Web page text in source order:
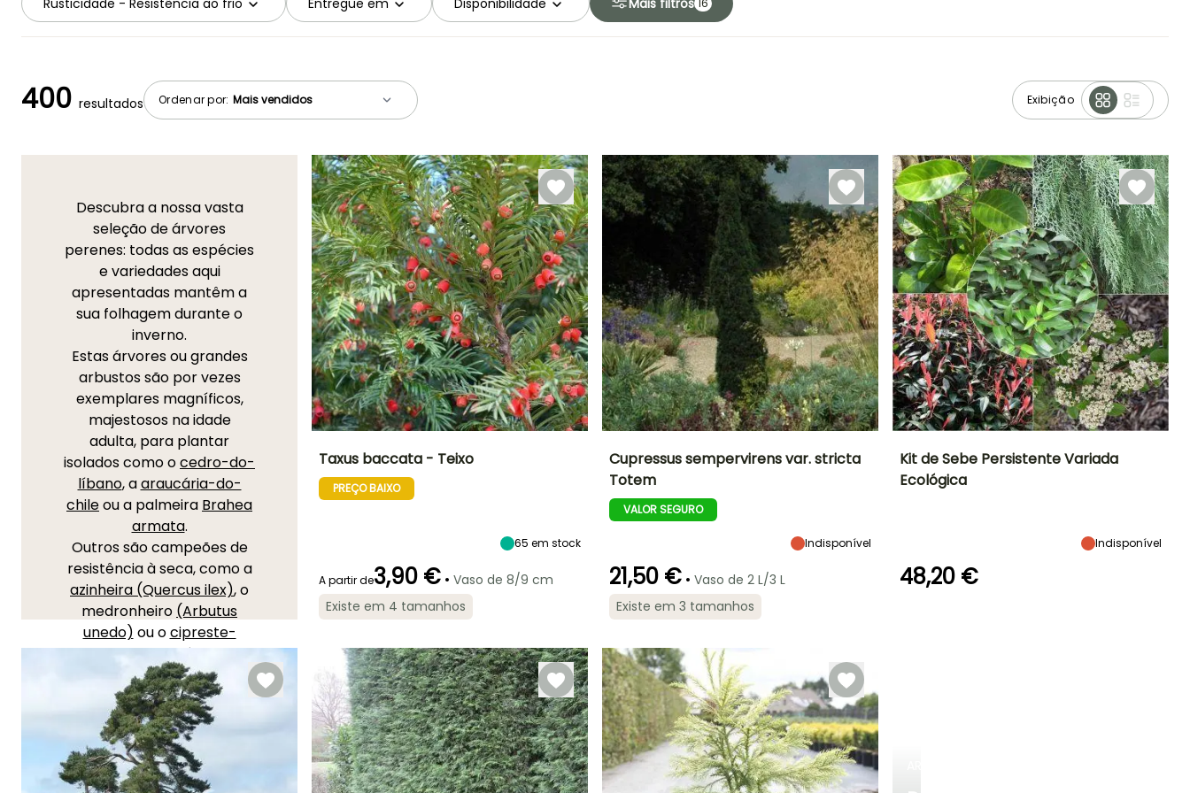
16
Ordenar por: Exibição
400 resultados
Descubra a nossa vasta
seleção de árvores
perenes: todas as espécies
e variedades aqui
apresentadas mantêm a
sua folhagem durante o
inverno.
Estas árvores ou grandes
arbustos são por vezes
exemplares magníficos,
majestosos na idade
adulta, para plantar
isolados como ocedro-do-
líbano, aaraucária-do-
chileou a palmeira Brahea
armata.
Outros são campeões de
resistência à seca, como a
azinheira (Quercus ilex), o
medronheiro (Arbutus
unedo) ou ocipreste-
comum, emblemáticos das
paisagens mediterrânicas.
Outros ainda ajudarão a
criar uma atmosfera
particular no jardim:
exótica com a palmeira-
de-leque-da-china
Altura à
maturidade
Período razoável de
plantação
Novembro
Rusticidade
Até -23,5°C
Taxus baccata - Teixo
PREÇO BAIXO
65 em stock
A partir de3,90 € • Vaso de 8/9 cm
Existe em 4 tamanhos
maturidade
12 m
maturidade
Período razoável de
plantação
Novembro
Rusticidade
Até -15°C
Cupressus sempervirens var. stricta
Totem
VALOR SEGURO
Indisponível
21,50 € • Vaso de 2 L/3 L
Existe em 3 tamanhos
Kit de Sebe Persistente Variada
Ecológica
Indisponível
48,20 €